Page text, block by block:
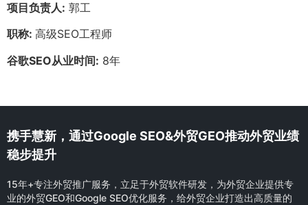
项目负责人: 郭工
职称: 高级SEO工程师
谷歌SEO从业时间: 8年
携手慧新，通过Google SEO&外贸GEO推动外贸业绩
稳步提升
15年+专注外贸推广服务，立足于外贸软件研发，为外贸企业提供专
业的外贸GEO和Google SEO优化服务，给外贸企业打造出高质量的